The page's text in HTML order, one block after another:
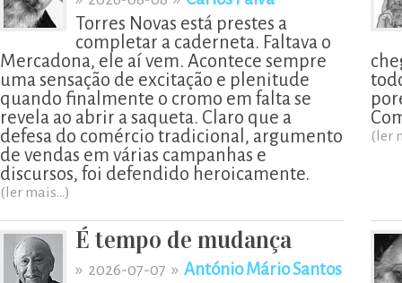
Torres Novas está prestes a
completar a caderneta. Faltava o
Mercadona, ele aí vem. Acontece sempre
uma sensação de excitação e plenitude
quando finalmente o cromo em falta se
revela ao abrir a saqueta. Claro que a
defesa do comércio tradicional, argumento
de vendas em várias campanhas e
discursos, foi defendido heroicamente.
(ler mais...)
(ler
É tempo de mudança
» 2026-07-07 » António Mário Santos